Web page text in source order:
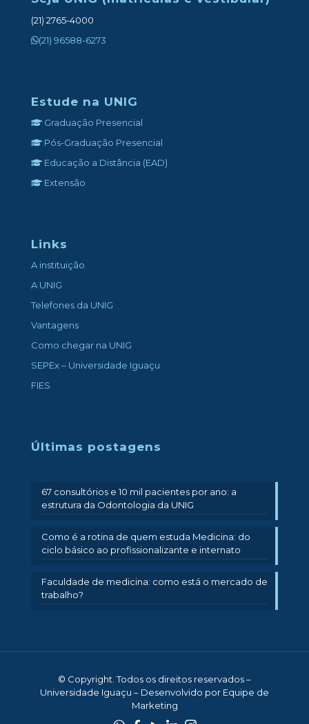
(21) 2765-4000
(21) 96588-6273
Estude na UNIG
Graduação Presencial
Pós-Graduação Presencial
Educação a Distância (EAD)
Extensão
Links
A instituição
A UNIG
Telefones da UNIG
Vantagens
Como chegar na UNIG
SEPEx – Universidade Iguaçu
FIES
Últimas postagens
67 consultórios e 10 mil pacientes por ano: a
estrutura da Odontologia da UNIG
Como é a rotina de quem estuda Medicina: do
ciclo básico ao profissionalizante e internato
Faculdade de medicina: como está o mercado de
trabalho?
© Copyright. Todos os direitos reservados –
Universidade Iguaçu – Desenvolvido por Equipe de
Marketing